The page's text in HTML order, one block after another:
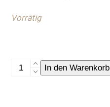
Vorrätig
Tablett,
In den Warenkorb